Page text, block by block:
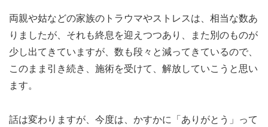
両親や姑などの家族のトラウマやストレスは、相当な数あ
りましたが、それも終息を迎えつつあり、また別のものが
少し出てきていますが、数も段々と減ってきているので、
このまま引き続き、施術を受けて、解放していこうと思い
ます。
話は変わりますが、今度は、かすかに「ありがとう」って